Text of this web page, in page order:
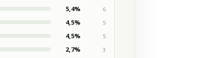
5,4%
6
4,5%
5
4,5%
5
2,7%
3